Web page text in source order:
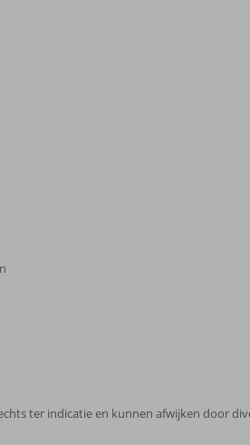
ter indicatie en kunnen afwijken door